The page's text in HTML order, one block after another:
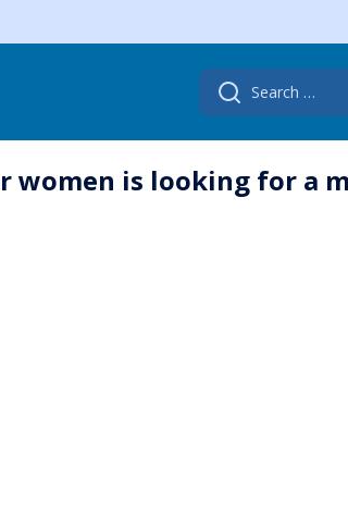
Search
for:
women is looking for a